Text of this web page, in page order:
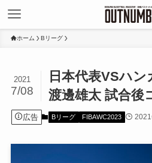
ホーム Bリーグ
日本代表VSハ
渡邊雄太 試合後
2021
7/08
広告 Bリーグ FIBAWC2023